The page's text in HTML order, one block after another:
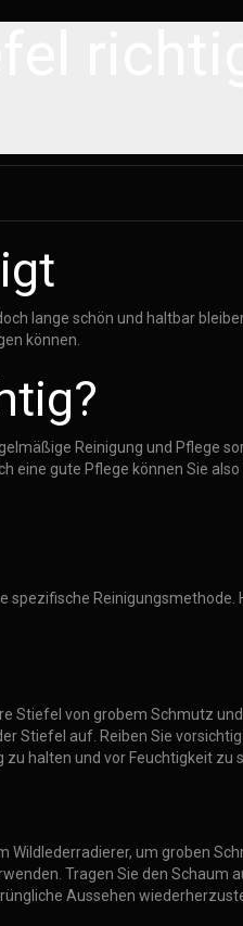
lange schön und haltbar
können.
Reinigung und Pflege
eine gute Pflege können Sie
Reinigungsmethode.
Stiefel von grobem Schmutz
Stiefel auf. Reiben Sie
halten und vor Feuchtigkeit zu
um groben
Tragen Sie den Schaum
Aussehen